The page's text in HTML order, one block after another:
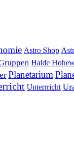
Astro Shop
Halde
Planetarium
Unterrricht